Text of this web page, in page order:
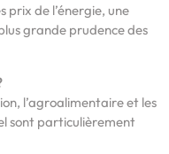
prix de l’énergie, une
grande prudence des
l’agroalimentaire et les
sont particulièrement